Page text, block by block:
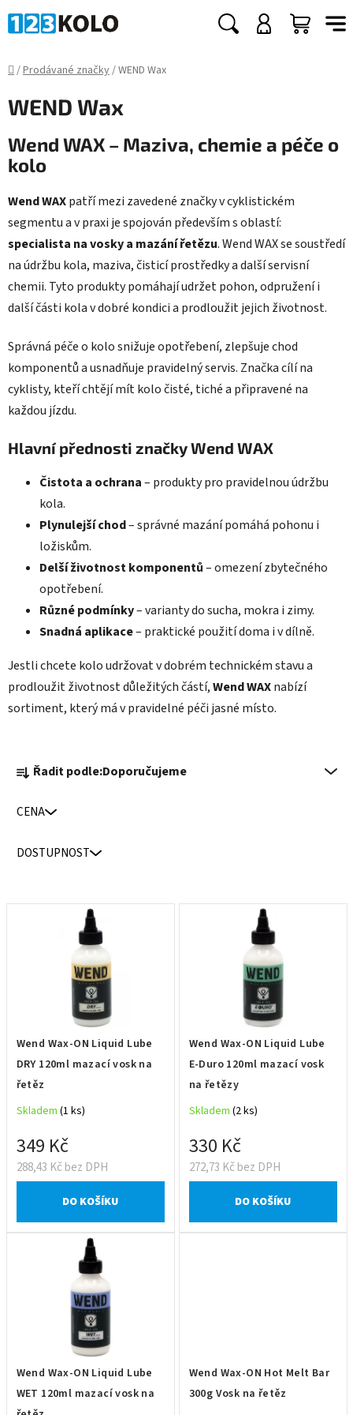
na
Hledat
Domů
/Prodávané značky/WEND Wax
WEND Wax
Wend WAX – Maziva, chemie a péče o
kolo
Wend WAXpatří mezi zavedené značky v cyklistickém
segmentu a v praxi je spojován především s oblastí:
specialista na vosky a mazání řetězu. Wend WAX se soustředí
na údržbu kola, maziva, čisticí prostředky a další servisní
chemii. Tyto produkty pomáhají udržet pohon, odpružení i
další části kola v dobré kondici a prodloužit jejich životnost.
Správná péče o kolo snižuje opotřebení, zlepšuje chod
komponentů a usnadňuje pravidelný servis. Značka cílí na
cyklisty, kteří chtějí mít kolo čisté, tiché a připravené na
každou jízdu.
Hlavní přednosti značky Wend WAX
Čistota a ochrana– produkty pro pravidelnou údržbu
kola.
Plynulejší chod– správné mazání pomáhá pohonu i
ložiskům.
Delší životnost komponentů– omezení zbytečného
opotřebení.
Různé podmínky– varianty do sucha, mokra i zimy.
Snadná aplikace– praktické použití doma i v dílně.
Jestli chcete kolo udržovat v dobrém technickém stavu a
prodloužit životnost důležitých částí,Wend WAXnabízí
sortiment, který má v pravidelné péči jasné místo.
a
e
n
r
Řadit podle:Doporučujeme
CENA
DOSTUPNOST
o
d
k
ů
Wend Wax-ON Liquid Lube
DRY 120ml mazací vosk na
řetěz
Skladem (1 ks)
288,43 Kč bez DPH
349 Kč
DO KOŠÍKU
Wend Wax-ON Liquid Lube
E-Duro 120ml mazací vosk
na řetězy
Skladem (2 ks)
272,73 Kč bez DPH
330 Kč
DO KOŠÍKU
Wend Wax-ON Liquid Lube
WET 120ml mazací vosk na
Wend Wax-ON Hot Melt Bar
300g Vosk na řetěz